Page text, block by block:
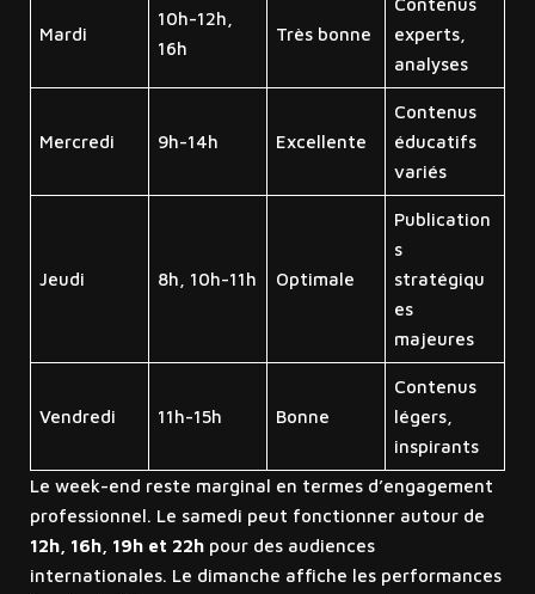
Mardi
10h-12h,
16h
Très bonne
Contenus
experts,
analyses
Mercredi 9h-14h Excellente
Contenus
éducatifs
variés
Jeudi 8h, 10h-11h Optimale
Publication
s
stratégiqu
es
majeures
Vendredi 11h-15h Bonne
Contenus
légers,
inspirants
Le week-end reste marginal en termes d’engagement
professionnel. Le samedi peut fonctionner autour de
12h, 16h, 19h et 22hpour des audiences
internationales. Le dimanche affiche les performances